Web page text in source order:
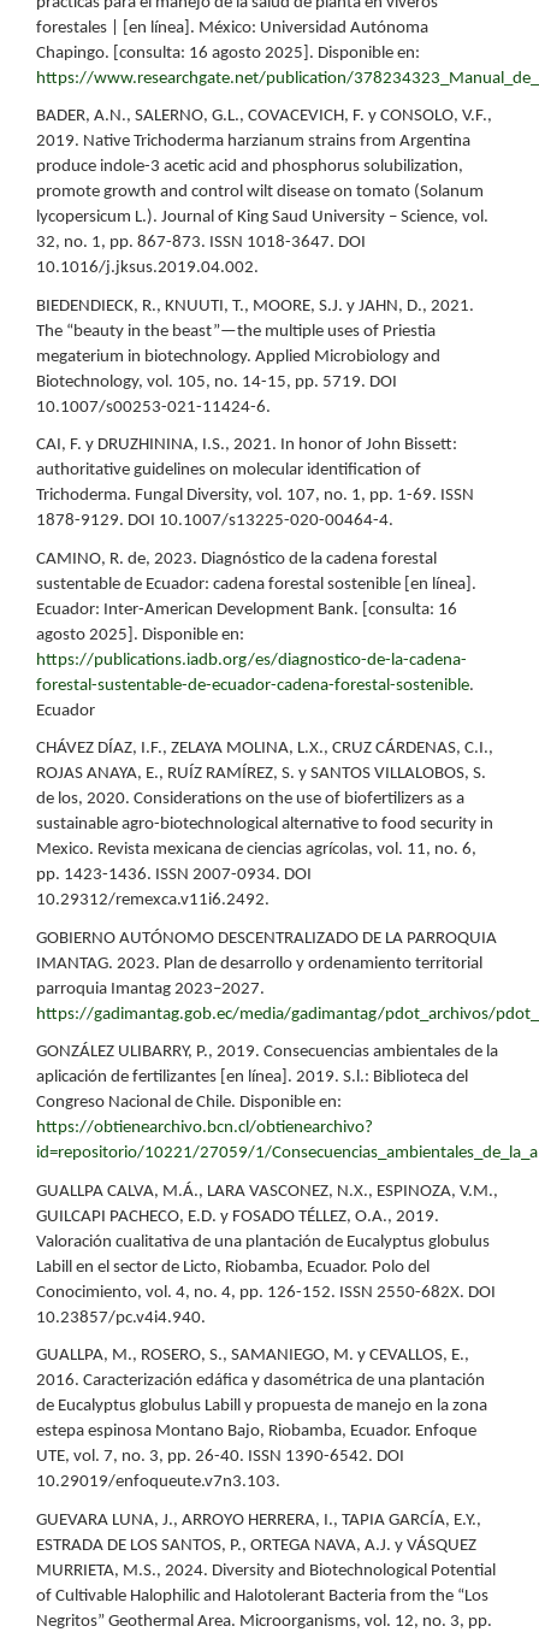
forestales | [en línea]. México: Universidad Autónoma
Chapingo. [consulta: 16 agosto 2025]. Disponible en:
https://www.researchgate.net/publication/
BADER, A.N., SALERNO, G.L., COVACEVICH, F. y CONSOLO, V.F.,
2019. Native Trichoderma harzianum strains from Argentina
produce indole-3 acetic acid and phosphorus solubilization,
promote growth and control wilt disease on tomato (Solanum
lycopersicum L.). Journal of King Saud University – Science, vol.
32, no. 1, pp. 867-873. ISSN 1018-3647. DOI
10.1016/j.jksus.2019.04.002.
BIEDENDIECK, R., KNUUTI, T., MOORE, S.J. y JAHN, D., 2021.
The “beauty in the beast”—the multiple uses of Priestia
megaterium in biotechnology. Applied Microbiology and
Biotechnology, vol. 105, no. 14-15, pp. 5719. DOI
10.1007/s00253-021-11424-6.
CAI, F. y DRUZHININA, I.S., 2021. In honor of John Bissett:
authoritative guidelines on molecular identification of
Trichoderma. Fungal Diversity, vol. 107, no. 1, pp. 1-69. ISSN
1878-9129. DOI 10.1007/s13225-020-00464-4.
CAMINO, R. de, 2023. Diagnóstico de la cadena forestal
sustentable de Ecuador: cadena forestal sostenible [en línea].
Ecuador: Inter-American Development Bank. [consulta: 16
agosto 2025]. Disponible en:
https://publications.iadb.org/es/diagnostico-de-la-cadena-
forestal-sustentable-de-ecuador-cadena-forestal-sostenible.
Ecuador
CHÁVEZ DÍAZ, I.F., ZELAYA MOLINA, L.X., CRUZ CÁRDENAS, C.I.,
ROJAS ANAYA, E., RUÍZ RAMÍREZ, S. y SANTOS VILLALOBOS, S.
de los, 2020. Considerations on the use of biofertilizers as a
sustainable agro-biotechnological alternative to food security in
Mexico. Revista mexicana de ciencias agrícolas, vol. 11, no. 6,
pp. 1423-1436. ISSN 2007-0934. DOI
10.29312/remexca.v11i6.2492.
GOBIERNO AUTÓNOMO DESCENTRALIZADO DE LA PARROQUIA
IMANTAG. 2023. Plan de desarrollo y ordenamiento territorial
parroquia Imantag 2023–2027.
https://gadimantag.gob.ec/media/gadimantag/pdot_archivos/
GONZÁLEZ ULIBARRY, P., 2019. Consecuencias ambientales de la
aplicación de fertilizantes [en línea]. 2019. S.l.: Biblioteca del
Congreso Nacional de Chile. Disponible en:
https://obtienearchivo.bcn.cl/obtienearchivo?
id=repositorio/10221/27059/1/
GUALLPA CALVA, M.Á., LARA VASCONEZ, N.X., ESPINOZA, V.M.,
GUILCAPI PACHECO, E.D. y FOSADO TÉLLEZ, O.A., 2019.
Valoración cualitativa de una plantación de Eucalyptus globulus
Labill en el sector de Licto, Riobamba, Ecuador. Polo del
Conocimiento, vol. 4, no. 4, pp. 126-152. ISSN 2550-682X. DOI
10.23857/pc.v4i4.940.
GUALLPA, M., ROSERO, S., SAMANIEGO, M. y CEVALLOS, E.,
2016. Caracterización edáfica y dasométrica de una plantación
de Eucalyptus globulus Labill y propuesta de manejo en la zona
estepa espinosa Montano Bajo, Riobamba, Ecuador. Enfoque
UTE, vol. 7, no. 3, pp. 26-40. ISSN 1390-6542. DOI
10.29019/enfoqueute.v7n3.103.
GUEVARA LUNA, J., ARROYO HERRERA, I., TAPIA GARCÍA, E.Y.,
ESTRADA DE LOS SANTOS, P., ORTEGA NAVA, A.J. y VÁSQUEZ
MURRIETA, M.S., 2024. Diversity and Biotechnological Potential
of Cultivable Halophilic and Halotolerant Bacteria from the “Los
Negritos” Geothermal Area. Microorganisms, vol. 12, no. 3, pp.